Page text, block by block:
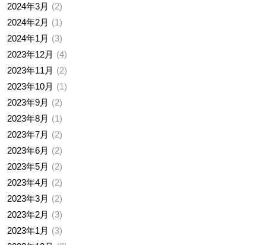
2024年3月
2
2024年2月
1
2024年1月
3
2023年12月
4
2023年11月
2
2023年10月
1
2023年9月
2
2023年8月
1
2023年7月
2
2023年6月
2
2023年5月
2
2023年4月
2
2023年3月
2
2023年2月
3
2023年1月
3